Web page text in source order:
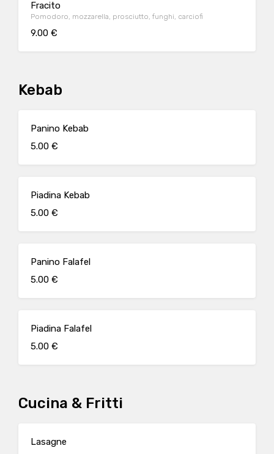
Fracito
Pomodoro, mozzarella, prosciutto, funghi, carciofi
9.00 €
Kebab
Panino Kebab
5.00 €
Piadina Kebab
5.00 €
Panino Falafel
5.00 €
Piadina Falafel
5.00 €
Cucina & Fritti
Lasagne